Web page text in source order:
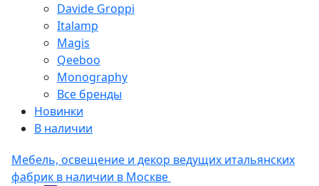
Davide Groppi
Italamp
Magis
Qeeboo
Monography
Все бренды
Новинки
В наличии
Мебель, освещение и декор ведущих итальянских
фабрик в наличии в Москве